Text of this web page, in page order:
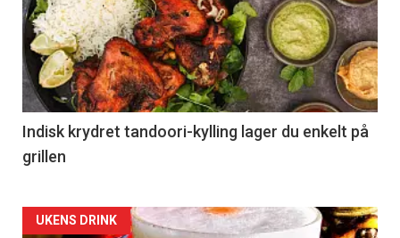
Indisk krydret tandoori-kylling lager du enkelt på
grillen
Forsiden
UKENS DRINK